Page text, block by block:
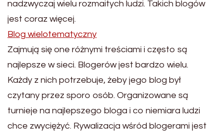
nadzwyczaj wielu rozmaitych ludzi. Takich blogów
jest coraz więcej.
Blog wielotematyczny
Zajmują się one różnymi treściami i często są
najlepsze w sieci. Blogerów jest bardzo wielu.
Każdy z nich potrzebuje, żeby jego blog był
czytany przez sporo osób. Organizowane są
turnieje na najlepszego bloga i co niemiara ludzi
chce zwyciężyć. Rywalizacja wśród blogerami jest